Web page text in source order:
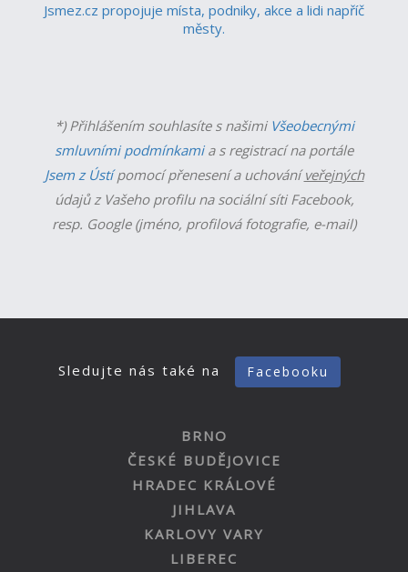
Jsmez.cz propojuje místa, podniky, akce a lidi napříč
městy.
*) Přihlášením souhlasíte s našimi Všeobecnými
smluvními podmínkamia s registrací na portále
Jsem z Ústípomocí přenesení a uchováníveřejných
údajů z Vašeho profilu na sociální síti Facebook,
resp. Google (jméno, profilová fotografie, e-mail)
Sledujte nás také na Facebooku
BRNO
ČESKÉ BUDĚJOVICE
HRADEC KRÁLOVÉ
JIHLAVA
KARLOVY VARY
LIBEREC